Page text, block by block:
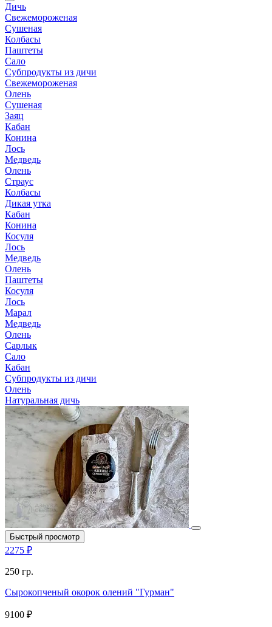
Дичь
Свежемороженая
Сушеная
Колбасы
Паштеты
Сало
Субпродукты из дичи
Свежемороженая
Олень
Сушеная
Заяц
Кабан
Конина
Лось
Медведь
Олень
Страус
Колбасы
Дикая утка
Кабан
Конина
Косуля
Лось
Медведь
Олень
Паштеты
Косуля
Лось
Марал
Медведь
Олень
Сарлык
Сало
Кабан
Субпродукты из дичи
Олень
Натуральная дичь
Быстрый просмотр
2275 ₽
250 гр.
Сырокопченый окорок олений "Гурман"
9100 ₽